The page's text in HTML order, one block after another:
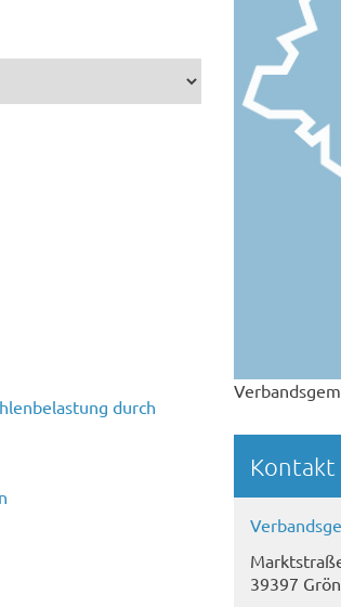
durch
Kontakt
39397